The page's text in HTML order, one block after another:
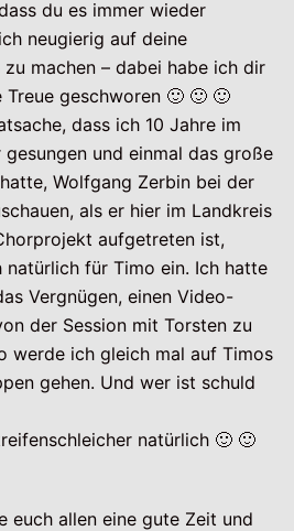
du es immer wieder
neugierig auf deine
zu machen – dabei habe ich dir
geschworen 🙂 🙂 🙂
dass ich 10 Jahre im
gesungen und einmal das große
Wolfgang Zerbin bei der
als er hier im Landkreis
aufgetreten ist,
natürlich für Timo ein. Ich hatte
Vergnügen, einen Video-
der Session mit Torsten zu
werde ich gleich mal auf Timos
gehen. Und wer ist schuld
natürlich 🙂 🙂
euch allen eine gute Zeit und